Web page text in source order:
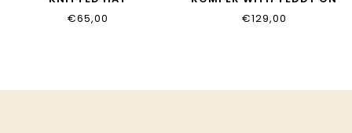
6205133_67
€65,00
BACK 6203124_0167
€129,00